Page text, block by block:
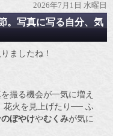
2026年7月1日 水曜日
。写真に写る自分、気
ましたね！
撮る機会が一気に増え
花火を見上げたり── ふ
ぼやけやむくみが気に